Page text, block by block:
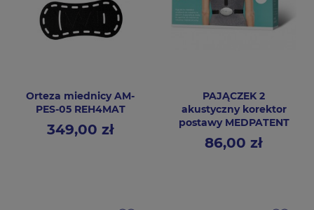
Orteza miednicy AM-
PES-05 REH4MAT
Cena349,00 zł
PAJĄCZEK 2
akustyczny korektor
postawy MEDPATENT
Cena86,00 zł